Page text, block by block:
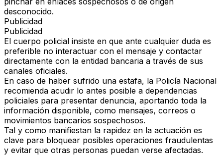
desconocido.
Publicidad
Publicidad
El cuerpo policial insiste en que ante cualquier duda es
preferible no interactuar con el mensaje y contactar
directamente con la entidad bancaria a través de sus
canales oficiales.
En caso de haber sufrido una estafa, la Policía Nacional
recomienda acudir lo antes posible a dependencias
policiales para presentar denuncia, aportando toda la
información disponible, como mensajes, correos o
movimientos bancarios sospechosos.
Tal y como manifiestan la rapidez en la actuación es
clave para bloquear posibles operaciones fraudulentas
y evitar que otras personas puedan verse afectadas.